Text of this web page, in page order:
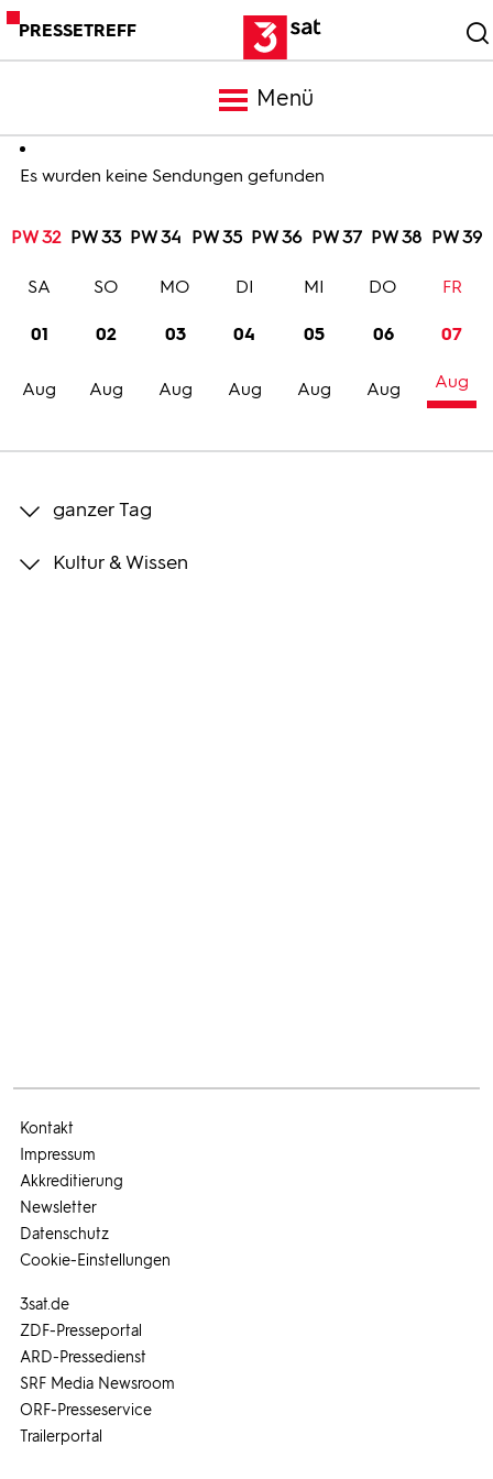
PRESSETREFF
Menü
Meldungen
Programm
Trailer
Bilder
Es wurden keine Sendungen gefunden
PW 32 PW 33 PW 34 PW 35 PW 36 PW 37 PW 38 PW 39
01
Aug
SA
02
Aug
SO
03
Aug
MO
04
Aug
DI
05
Aug
MI
06
Aug
DO
07
Aug
FR
ganzer Tag
Kultur & Wissen
3sat.de
ZDF-Presseportal
ARD-Pressedienst
SRF Media Newsroom
ORF-Presseservice
Trailerportal
Kontakt
Impressum
Akkreditierung
Newsletter
Datenschutz
Cookie-Einstellungen